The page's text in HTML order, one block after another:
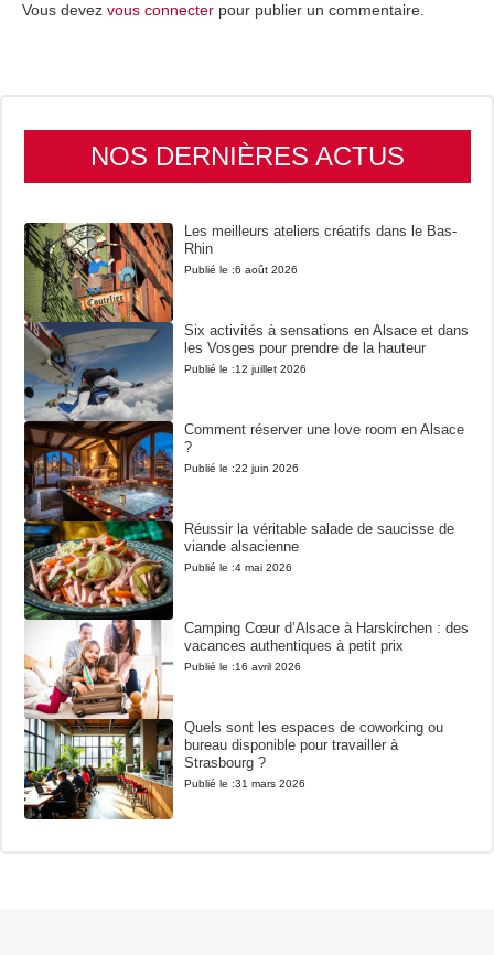
Vous devez vous connecter pour publier un commentaire.
NOS DERNIÈRES ACTUS
Les meilleurs ateliers créatifs dans le Bas-
Rhin
Publié le :6 août 2026
Six activités à sensations en Alsace et dans
les Vosges pour prendre de la hauteur
Publié le :12 juillet 2026
Comment réserver une love room en Alsace
?
Publié le :22 juin 2026
Réussir la véritable salade de saucisse de
viande alsacienne
Publié le :4 mai 2026
Camping Cœur d’Alsace à Harskirchen : des
vacances authentiques à petit prix
Publié le :16 avril 2026
Quels sont les espaces de coworking ou
bureau disponible pour travailler à
Strasbourg ?
Publié le :31 mars 2026